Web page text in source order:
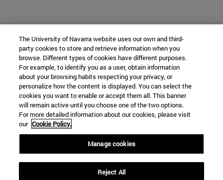
The University of Navarra website uses our own and third-
party cookies to store and retrieve information when you
browse. Different types of cookies have different purposes.
For example, to identify you as a user, obtain information
about your browsing habits respecting your privacy, or
personalize how the content is displayed. You can select the
cookies you want to enable or accept them all. This banner
will remain active until you choose one of the two options.
For more detailed information about our cookies, please visit
our Cookie Policy.
Manage cookies
Reject All